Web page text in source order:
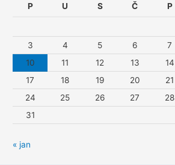
P U S Č P
3
4 5 6 7
10
11 12 13 14
17
18 19 20 21
24
25 26 27 28
31
« jan